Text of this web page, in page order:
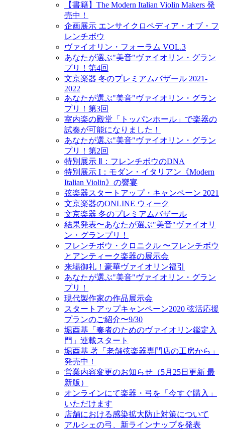
【書籍】The Modern Italian Violin Makers 発
売中！
企画展示 エンサイクロペディア・オブ・フ
レンチボウ
ヴァイオリン・フォーラム VOL.3
あなたが選ぶ"美音"ヴァイオリン・グラン
プリ！第4回
文京楽器 冬のプレミアムバザール 2021-
2022
あなたが選ぶ"美音"ヴァイオリン・グラン
プリ！第3回
室内楽の殿堂「トッパンホール」で楽器の
試奏が可能になりました！
あなたが選ぶ"美音"ヴァイオリン・グラン
プリ！第2回
特別展示 Ⅱ：フレンチボウのDNA
特別展示 I：モダン・イタリアン《Modern
Italian Violin》の響宴
弦楽器スタートアップ・キャンペーン 2021
文京楽器のONLINE ウィーク
文京楽器 冬のプレミアムバザール
結果発表〜あなたが選ぶ"美音"ヴァイオリ
ン・グランプリ！
フレンチボウ・クロニクル 〜フレンチボウ
とアンティーク楽器の展示会
来場御礼！豪華ヴァイオリン福引
あなたが選ぶ"美音"ヴァイオリン・グラン
プリ！
現代製作家の作品展示会
スタートアップキャンペーン2020 弦活応援
プランのご紹介〜9/30
堀酉基「奏者のためのヴァイオリン鑑定入
門」連載スタート
堀酉基 著「老舗弦楽器専門店の工房から」
発売中！
営業内容変更のお知らせ（5月25日更新 最
新版）
オンラインにて楽器・弓を「今すぐ購入」
いただけます
店舗における感染拡大防止対策について
アルシェの弓、新ラインナップを発表